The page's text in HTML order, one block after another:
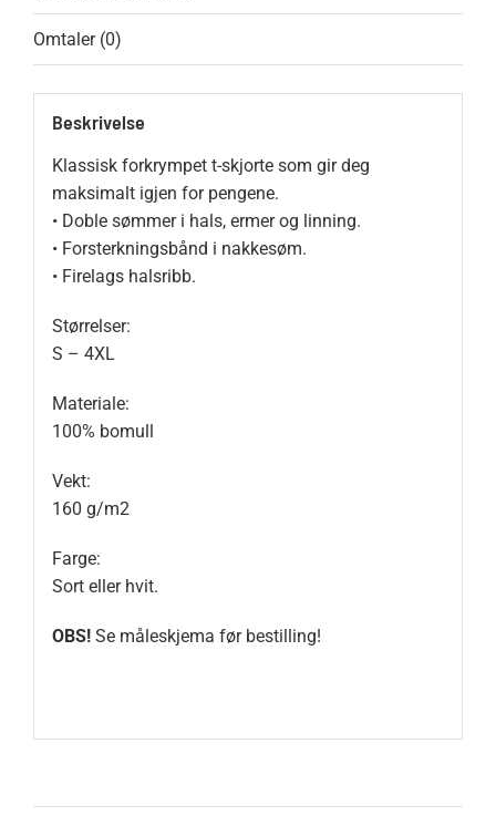
Omtaler (0)
Beskrivelse
Klassisk forkrympet t-skjorte som gir deg
maksimalt igjen for pengene.
• Doble sømmer i hals, ermer og linning.
• Forsterkningsbånd i nakkesøm.
• Firelags halsribb.
Størrelser:
S – 4XL
Materiale:
100% bomull
Vekt:
160 g/m2
Farge:
Sort eller hvit.
OBS!Se måleskjema før bestilling!